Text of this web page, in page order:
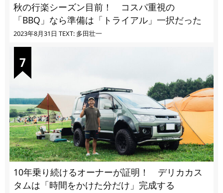
秋の行楽シーズン目前！ コスパ重視の
「BBQ」なら準備は「トライアル」一択だった
2023年8月31日 TEXT: 多田壮一
10年乗り続けるオーナーが証明！ デリカカス
タムは「時間をかけた分だけ」完成する